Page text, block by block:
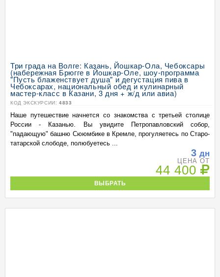
Три града на Волге: Казань, Йошкар-Ола, Чебоксары
(набережная Брюгге в Йошкар-Оле, шоу-программа
"Пусть блаженствует душа" и дегустация пива в
Чебоксарах, национальный обед и кулинарный
мастер-класс в Казани, 3 дня + ж/д или авиа)
КОД ЭКСКУРСИИ: 4833
Наше путешествие начнется со знакомства с третьей столице
России - Казанью. Вы увидите Петропавловский собор,
"падающую" башню Сююмбике в Кремле, прогуляетесь по Старо-
татарской слободе, полюбуетесь ...
3 дн
ЦЕНА ОТ
44 400
ВЫБРАТЬ